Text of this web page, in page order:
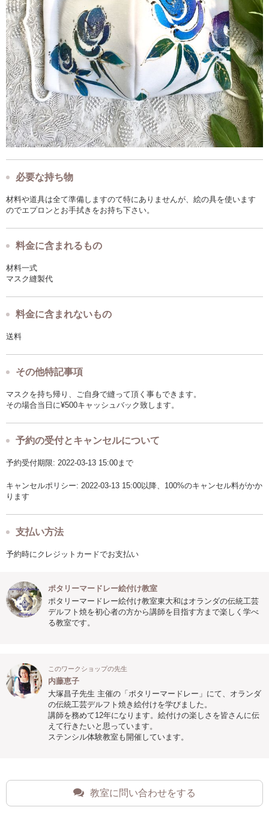
必要な持ち物
材料や道具は全て準備しますのて特にありませんが、絵の具を使います
のでエプロンとお手拭きをお持ち下さい。
料金に含まれるもの
材料一式
マスク縫製代
料金に含まれないもの
送料
その他特記事項
マスクを持ち帰り、ご自身で縫って頂く事もできます。
その場合当日に¥500キャッシュバック致します。
予約の受付とキャンセルについて
予約受付期限: 2022-03-13 15:00まで
キャンセルポリシー: 2022-03-13 15:00以降、100%のキャンセル料がかか
ります
支払い方法
予約時にクレジットカードでお支払い
ポタリーマードレー絵付け教室
ポタリーマードレー絵付け教室東大和はオランダの伝統工芸
デルフト焼を初心者の方から講師を目指す方まで楽しく学べ
る教室です。
このワークショップの先生
内藤恵子
大塚昌子先生 主催の「ポタリーマードレー」にて、オランダ
の伝統工芸デルフト焼き絵付けを学びました。
講師を務めて12年になります。絵付けの楽しさを皆さんに伝
えて行きたいと思っています。
ステンシル体験教室も開催しています。
教室に問い合わせをする